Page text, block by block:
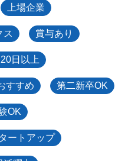
上場企業
ス 賞与あり
日以上
すすめ 第二新卒OK
OK
ートアップ